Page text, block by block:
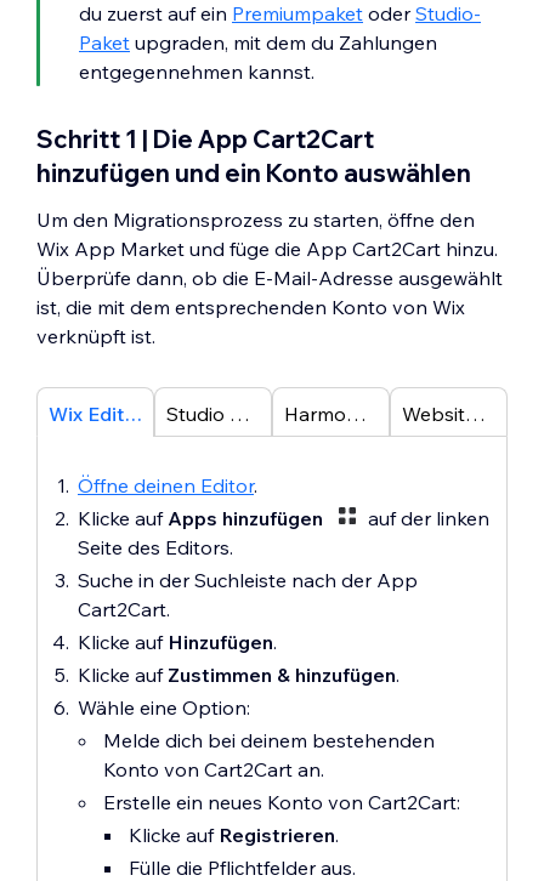
du zuerst auf ein Premiumpaket oderStudio-
Paket upgraden, mit dem du Zahlungen
entgegennehmen kannst.
Schritt 1 | Die App Cart2Cart
hinzufügen und ein Konto auswählen
Um den Migrationsprozess zu starten, öffne den
Wix App Market und füge die App Cart2Cart hinzu.
Überprüfe dann, ob die E-Mail-Adresse ausgewählt
ist, die mit dem entsprechenden Konto von Wix
verknüpft ist.
Wix Editor Studio Editor Harmony Editor Website-Verwaltung
Öffne deinen Editor.
Klicke auf Apps hinzufügen
auf der linken
Seite des Editors.
Suche in der Suchleiste nach der App
Cart2Cart.
Klicke auf Hinzufügen.
Klicke auf Zustimmen & hinzufügen.
Wähle eine Option:
Melde dich bei deinem bestehenden
Konto von Cart2Cart an.
Erstelle ein neues Konto von Cart2Cart:
Klicke auf Registrieren.
Fülle die Pflichtfelder aus.